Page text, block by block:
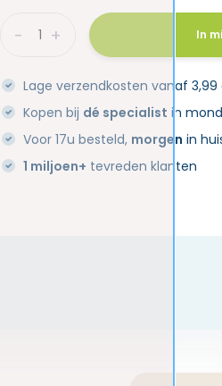
+
- In
Lage verzendkosten vanaf 3,99
Kopen bij dé specialist in
Voor 17u besteld, morgen in
1 miljoen+ tevreden klanten